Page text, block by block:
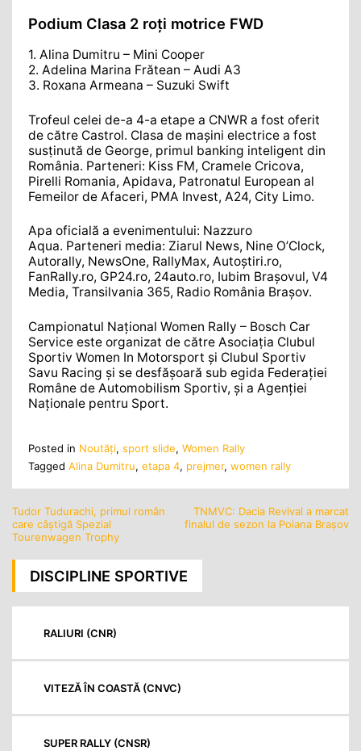
Podium Clasa 2 roți motrice FWD
1. Alina Dumitru – Mini Cooper
2. Adelina Marina Frătean – Audi A3
3. Roxana Armeana – Suzuki Swift
Trofeul celei de-a 4-a etape a CNWR a fost oferit
de către Castrol. Clasa de mașini electrice a fost
susṭinută de George, primul banking inteligent din
România. Parteneri: Kiss FM, Cramele Cricova,
Pirelli Romania, Apidava, Patronatul European al
Femeilor de Afaceri, PMA Invest, A24, City Limo.
Apa oficială a evenimentului: Nazzuro
Aqua. Parteneri media: Ziarul News, Nine O’Clock,
Autorally, NewsOne, RallyMax, Autoştiri.ro,
FanRally.ro, GP24.ro, 24auto.ro, Iubim Braşovul, V4
Media, Transilvania 365, Radio România Braşov.
Campionatul Național Women Rally – Bosch Car
Service este organizat de către Asociaṭia Clubul
Sportiv Women In Motorsport şi Clubul Sportiv
Savu Racing şi se desfăşoară sub egida Federației
Române de Automobilism Sportiv, şi a Agenției
Naționale pentru Sport.
Posted in Noutăţi, sport slide, Women Rally
Tagged Alina Dumitru, etapa 4, prejmer, women rally
Navigare
în
articole
Tudor Tudurachi, primul român
care câștigă Spezial
Tourenwagen Trophy
TNMVC: Dacia Revival a marcat
finalul de sezon la Poiana Brașov
DISCIPLINE SPORTIVE
RALIURI (CNR)
VITEZĂ ÎN COASTĂ (CNVC)
SUPER RALLY (CNSR)